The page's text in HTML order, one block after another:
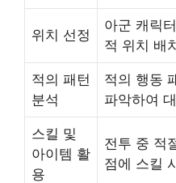
위치 선정
아군 캐릭
적 위치 배
적의 패턴
분석
적의 행동
파악하여
스킬 및
아이템 활
용
전투 중 적
점에 스킬